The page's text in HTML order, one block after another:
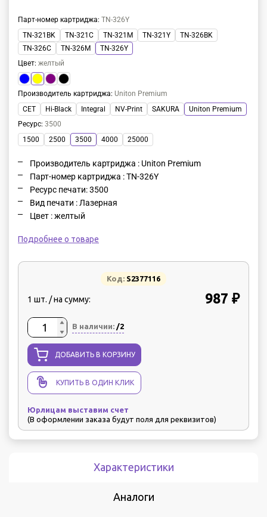
Парт-номер картриджа: TN-326Y
TN-321BK
TN-321C TN-321M TN-321Y
TN-326BK
TN-326C
TN-326M
TN-326Y
Цвет: желтый
Производитель картриджа: Uniton Premium
CET
Hi-Black Integral NV-Print SAKURA
Uniton Premium
Ресурс: 3500
1500
2500 3500 4000 25000
Производитель картриджа : Uniton Premium
Парт-номер картриджа : TN-326Y
Ресурс печати: 3500
Вид печати : Лазерная
Цвет : желтый
Подробнее о товаре
Код: S2377116
1 шт. / на сумму: 987 ₽
В наличии: /2
ДОБАВИТЬ В КОРЗИНУ
КУПИТЬ В ОДИН КЛИК
Юрлицам выставим счет
(В оформлении заказа будут поля для реквизитов)
Характеристики
Аналоги